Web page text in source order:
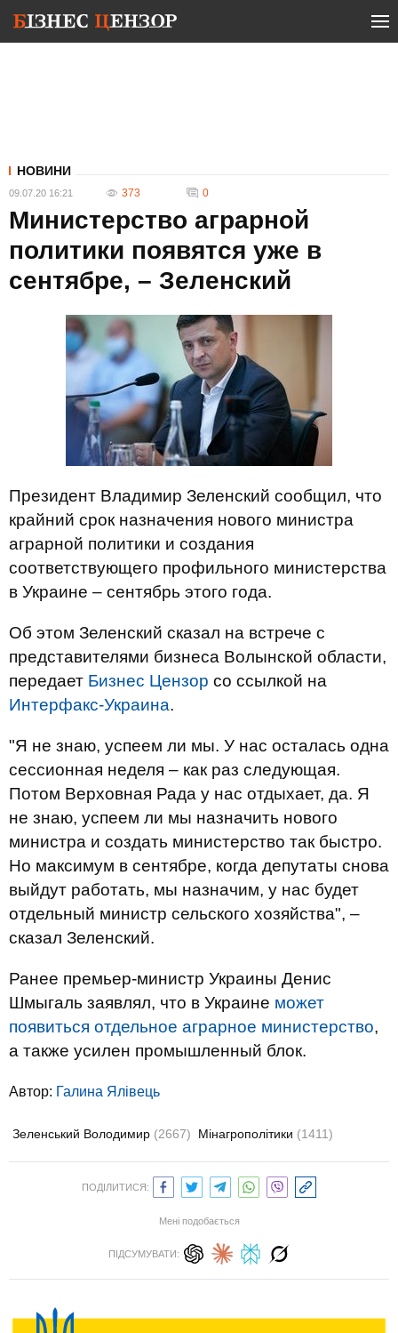
НОВИНИ
09.07.20 16:21 373 0
Министерство аграрной
политики появятся уже в
сентябре, – Зеленский
Президент Владимир Зеленский сообщил, что
крайний срок назначения нового министра
аграрной политики и создания
соответствующего профильного министерства
в Украине – сентябрь этого года.
Об этом Зеленский сказал на встрече с
представителями бизнеса Волынской области,
передает Бизнес Цензор со ссылкой на
Интерфакс-Украина.
"Я не знаю, успеем ли мы. У нас осталась одна
сессионная неделя – как раз следующая.
Потом Верховная Рада у нас отдыхает, да. Я
не знаю, успеем ли мы назначить нового
министра и создать министерство так быстро.
Но максимум в сентябре, когда депутаты снова
выйдут работать, мы назначим, у нас будет
отдельный министр сельского хозяйства", –
сказал Зеленский.
Ранее премьер-министр Украины Денис
Шмыгаль заявлял, что в Украине может
появиться отдельное аграрное министерство,
а также усилен промышленный блок.
Автор: Галина Ялівець
Зеленський Володимир (2667) Мінагрополітики (1411)
ПОДІЛИТИСЯ:
Мені подобається
ПІДСУМУВАТИ: